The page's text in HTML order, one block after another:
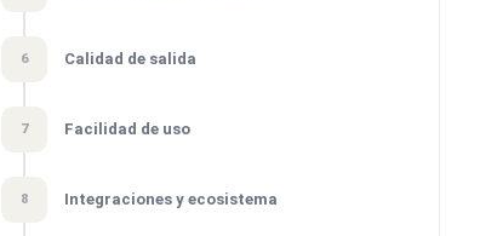
6 Calidad de salida
7 Facilidad de uso
8 Integraciones y ecosistema